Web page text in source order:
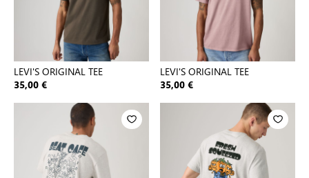
LEVI'S ORIGINAL TEE
35,00 €
LEVI'S ORIGINAL TEE
35,00 €